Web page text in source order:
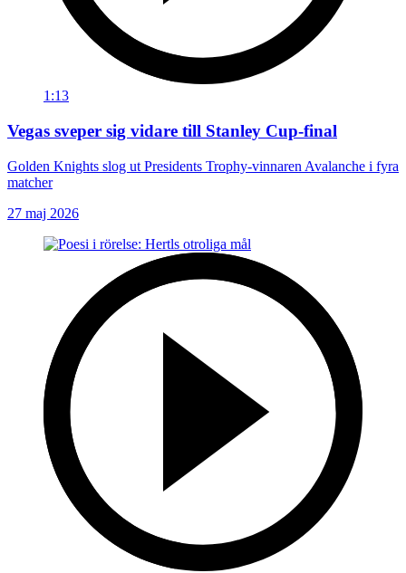
1:13
Vegas sveper sig vidare till Stanley Cup-final
Golden Knights slog ut Presidents Trophy-vinnaren Avalanche i fyra
matcher
27 maj 2026